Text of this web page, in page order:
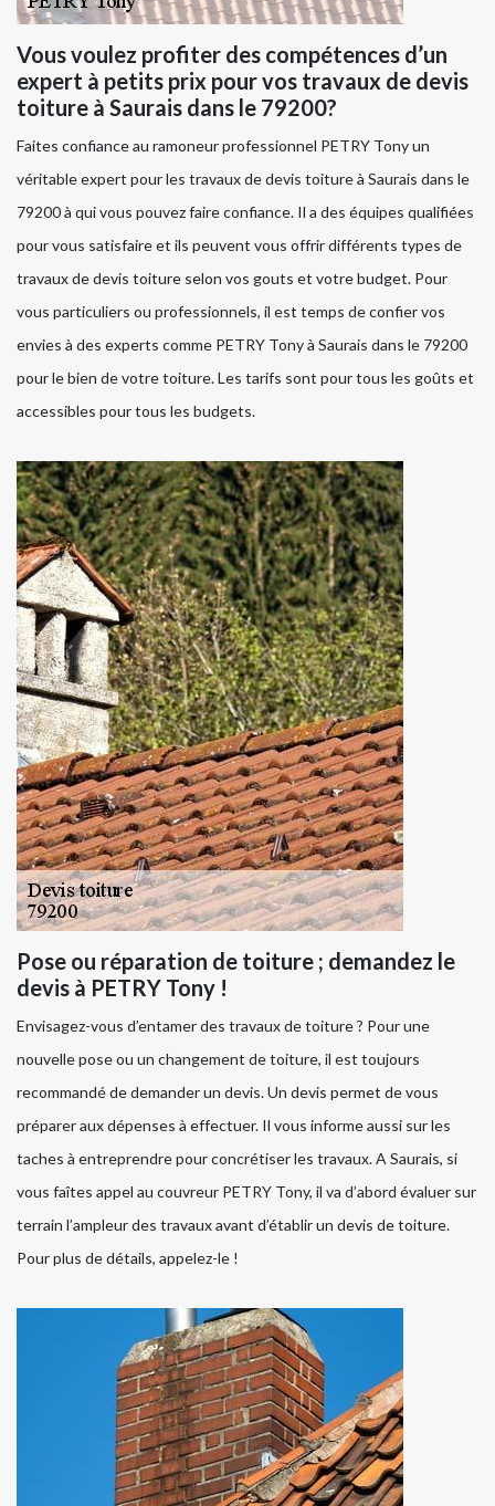
Vous voulez profiter des compétences d’un
expert à petits prix pour vos travaux de devis
toiture à Saurais dans le 79200?
Faites confiance au ramoneur professionnel PETRY Tony un
véritable expert pour les travaux de devis toiture à Saurais dans le
79200 à qui vous pouvez faire confiance. Il a des équipes qualifiées
pour vous satisfaire et ils peuvent vous offrir différents types de
travaux de devis toiture selon vos gouts et votre budget. Pour
vous particuliers ou professionnels, il est temps de confier vos
envies à des experts comme PETRY Tony à Saurais dans le 79200
pour le bien de votre toiture. Les tarifs sont pour tous les goûts et
accessibles pour tous les budgets.
Pose ou réparation de toiture ; demandez le
devis à PETRY Tony !
Envisagez-vous d’entamer des travaux de toiture ? Pour une
nouvelle pose ou un changement de toiture, il est toujours
recommandé de demander un devis. Un devis permet de vous
préparer aux dépenses à effectuer. Il vous informe aussi sur les
taches à entreprendre pour concrétiser les travaux. A Saurais, si
vous faîtes appel au couvreur PETRY Tony, il va d’abord évaluer sur
terrain l’ampleur des travaux avant d’établir un devis de toiture.
Pour plus de détails, appelez-le !